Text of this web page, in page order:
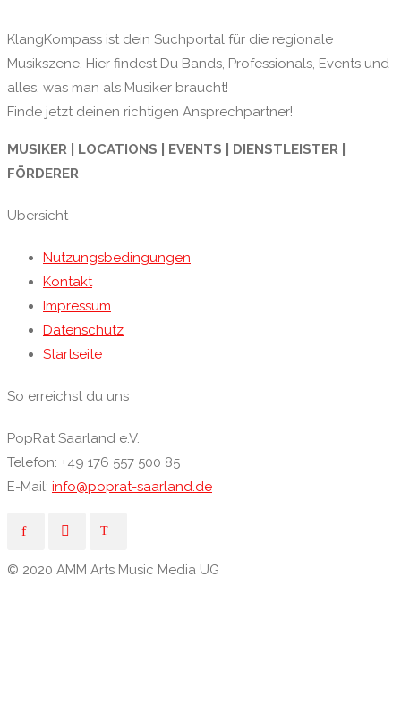
KlangKompass ist dein Suchportal für die regionale
Musikszene. Hier findest Du Bands, Professionals, Events und
alles, was man als Musiker braucht!
Finde jetzt deinen richtigen Ansprechpartner!
MUSIKER | LOCATIONS | EVENTS | DIENSTLEISTER |
FÖRDERER
Übersicht
Nutzungsbedingungen
Kontakt
Impressum
Datenschutz
Startseite
So erreichst du uns
PopRat Saarland e.V.
Telefon: +49 176 557 500 85
E-Mail: info@poprat-saarland.de
© 2020 AMM Arts Music Media UG